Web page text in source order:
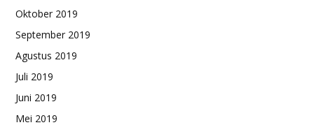
Oktober 2019
September 2019
Agustus 2019
Juli 2019
Juni 2019
Mei 2019